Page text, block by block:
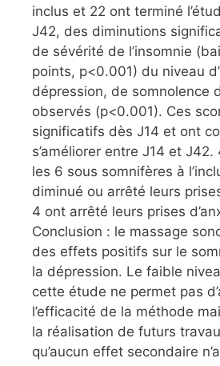
inclus et 22 ont terminé
J42, des diminutions
de sévérité de l’insomnie
points, p<0.001) du niveau
dépression, de somnolence
observés (p<0.001). Ces
significatifs dès J14 et ont
s’améliorer entre J14 et
les 6 sous somnifères à
diminué ou arrêté leurs
4 ont arrêté leurs prises
Conclusion : le massage
des effets positifs sur le
la dépression. Le faible
cette étude ne permet pas
l’efficacité de la méthode
la réalisation de futurs
qu’aucun effet secondaire